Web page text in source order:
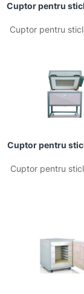
Cuptor pentru
Cuptor pentru
Cuptor pentru
Cuptor pentru